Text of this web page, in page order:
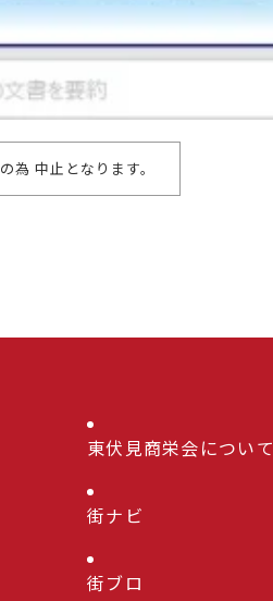
為 中止となります。
東伏見商栄会について
街ナビ
街ブロ